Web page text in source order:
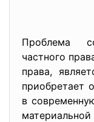
Проблема
частного
права,
приобретает
в